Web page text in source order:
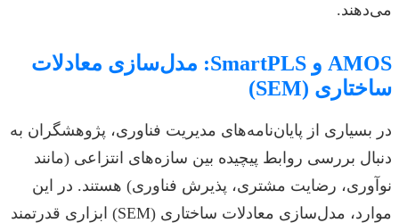
می‌دهند.
AMOS و SmartPLS: مدل‌سازی معادلات
ساختاری (SEM)
در بسیاری از پایان‌نامه‌های مدیریت فناوری، پژوهشگران به
دنبال بررسی روابط پیچیده بین سازه‌های انتزاعی (مانند
نوآوری، رضایت مشتری، پذیرش فناوری) هستند. در این
موارد، مدل‌سازی معادلات ساختاری (SEM) ابزاری قدرتمند